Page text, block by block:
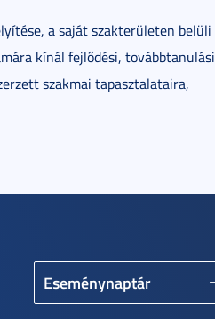
a saját szakterületen belüli
kínál fejlődési, továbbtanulási
szakmai tapasztalataira,
Eseménynaptár